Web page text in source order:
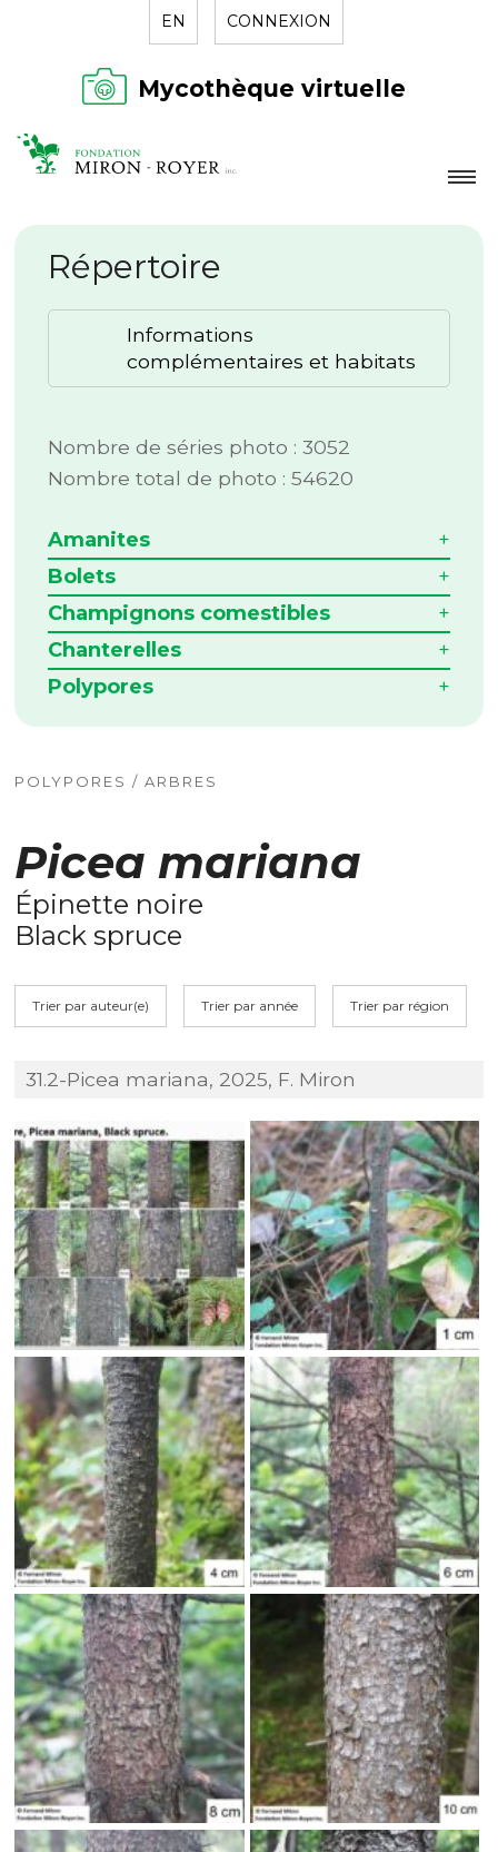
EN CONNEXION
Mycothèque virtuelle
LA FONDATION
NOUVELLES
RÉPERTOIRE
Répertoire
Informations
complémentaires et habitats
Nombre de séries photo : 3052
Nombre total de photo : 54620
Amanites
Bolets
Champignons comestibles
Chanterelles
Polypores
POLYPORES / ARBRES
Picea mariana
Épinette noire
Black spruce
Trier par auteur(e) Trier par année Trier par région
31.2-Picea mariana, 2025, F. Miron